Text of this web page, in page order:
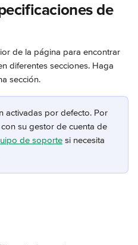
de
de la página para encontrar
diferentes secciones. Haga
sección.
activadas por defecto. Por
su gestor de cuenta de
de soporte si necesita